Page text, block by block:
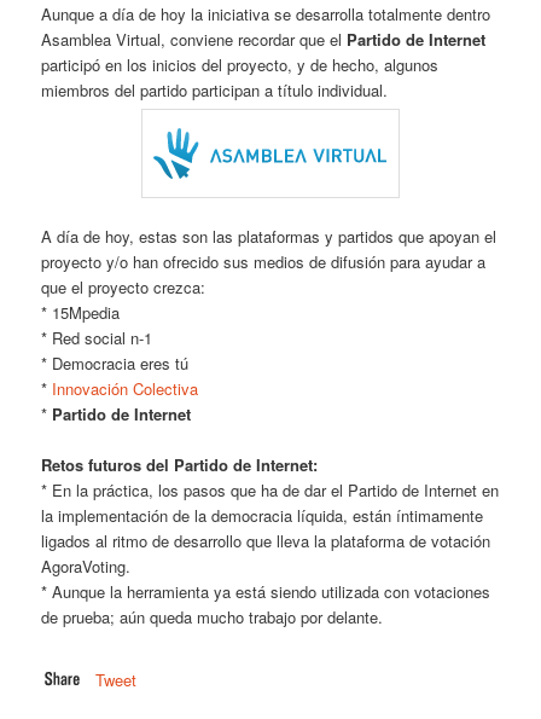
Aunque a día de hoy la iniciativa se desarrolla totalmente dentro
Asamblea Virtual, conviene recordar que el Partido de Internet
participó en los inicios del proyecto, y de hecho, algunos
miembros del partido participan a título individual.
A día de hoy, estas son las plataformas y partidos que apoyan el
proyecto y/o han ofrecido sus medios de difusión para ayudar a
que el proyecto crezca:
* 15Mpedia
* Red social n-1
* Democracia eres tú
* Innovación Colectiva
* Partido de Internet
Retos futuros del Partido de Internet:
* En la práctica, los pasos que ha de dar el Partido de Internet en
la implementación de la democracia líquida, están íntimamente
ligados al ritmo de desarrollo que lleva la plataforma de votación
AgoraVoting.
* Aunque la herramienta ya está siendo utilizada con votaciones
de prueba; aún queda mucho trabajo por delante.
Tweet